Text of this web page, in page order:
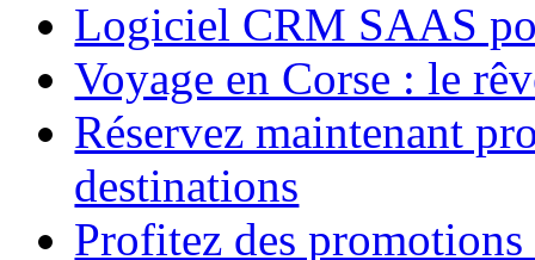
Logiciel CRM SAAS
Voyage en Corse : le
Réservez maintenant
destinations
Profitez des